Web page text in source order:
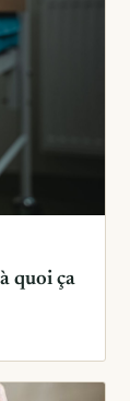
quoi ça